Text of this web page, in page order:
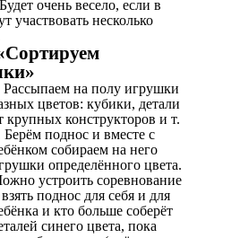
очень весело, если в
участвовать несколько
Рассыпаем на полу игрушки
цветов: кубики, детали
крупных конструкторов и т.
Берём поднос и вместе с
собираем на него
определённого цвета.
устроить соревнование
поднос для себя и для
и кто больше соберёт
синего цвета, пока